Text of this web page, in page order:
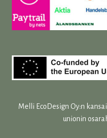
Melli EcoDesign Oy:n
unionin